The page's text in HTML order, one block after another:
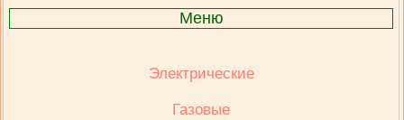
Меню
Электрические
Газовые